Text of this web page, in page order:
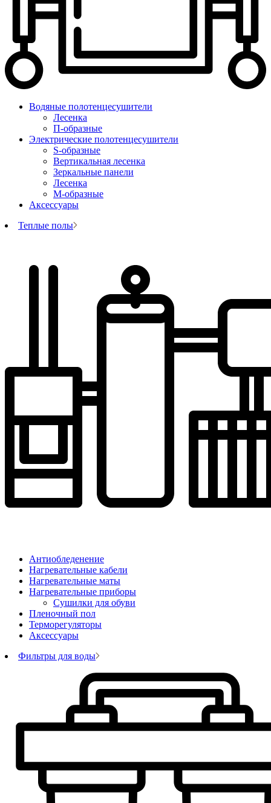
Водяные полотенцесушители
Лесенка
П-образные
Электрические полотенцесушители
S-образные
Вертикальная лесенка
Зеркальные панели
Лесенка
М-образные
Аксессуары
Теплые полы
Антиобледенение
Нагревательные кабели
Нагревательные маты
Нагревательные приборы
Сушилки для обуви
Пленочный пол
Терморегуляторы
Аксессуары
Фильтры для воды